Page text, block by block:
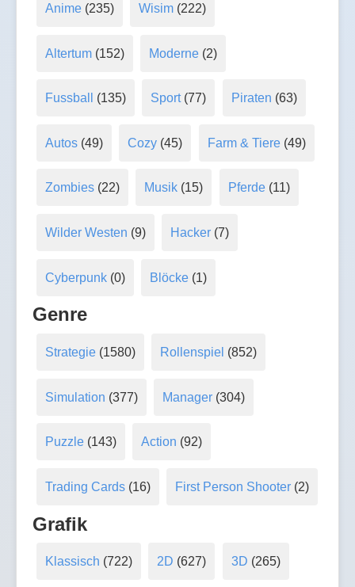
Anime(235) Wisim (222)
Altertum(152) Moderne (2)
Fussball (135) Sport(77) Piraten (63)
Autos(49) Cozy (45) Farm & Tiere(49)
Zombies(22) Musik (15) Pferde(11)
Wilder Westen (9) Hacker (7)
Cyberpunk(0) Blöcke (1)
Genre
Strategie(1580) Rollenspiel (852)
Simulation (377) Manager (304)
Puzzle(143) Action (92)
Trading Cards(16) First Person Shooter (2)
Grafik
Klassisch (722) 2D (627) 3D (265)